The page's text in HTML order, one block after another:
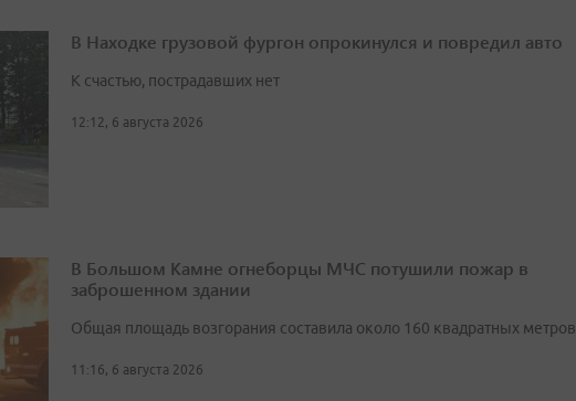
В Находке грузовой фургон опрокинулся и повредил авто
К счастью, пострадавших нет
12:12, 6 августа 2026
В Большом Камне огнеборцы МЧС потушили пожар в
заброшенном здании
Общая площадь возгорания составила около 160 квадратных метров
11:16, 6 августа 2026